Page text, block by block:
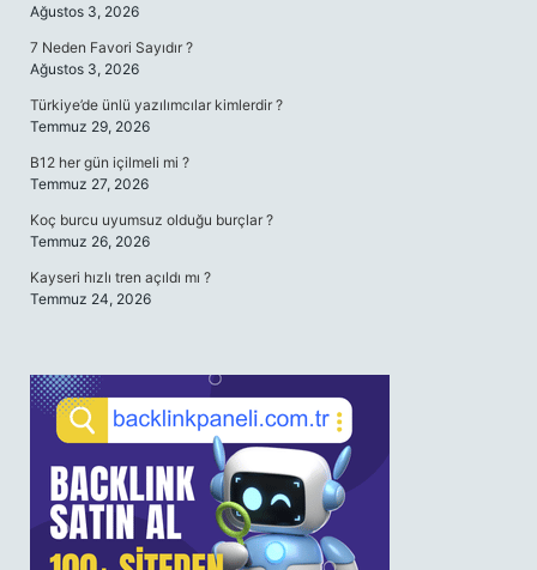
Ağustos 3, 2026
7 Neden Favori Sayıdır ?
Ağustos 3, 2026
Türkiye’de ünlü yazılımcılar kimlerdir ?
Temmuz 29, 2026
B12 her gün içilmeli mi ?
Temmuz 27, 2026
Koç burcu uyumsuz olduğu burçlar ?
Temmuz 26, 2026
Kayseri hızlı tren açıldı mı ?
Temmuz 24, 2026